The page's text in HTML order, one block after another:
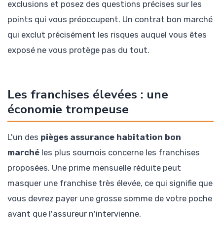
exclusions et posez des questions précises sur les
points qui vous préoccupent. Un contrat bon marché
qui exclut précisément les risques auquel vous êtes
exposé ne vous protège pas du tout.
Les franchises élevées : une
économie trompeuse
L'un des pièges assurance habitation bon
marché les plus sournois concerne les franchises
proposées. Une prime mensuelle réduite peut
masquer une franchise très élevée, ce qui signifie que
vous devrez payer une grosse somme de votre poche
avant que l'assureur n'intervienne.